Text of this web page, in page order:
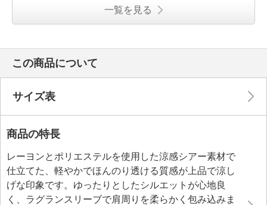
一覧を見る
この商品について
サイズ表
商品の特長
レーヨンとポリエステルを使用した涼感シアー素材で
仕立てた、軽やかでほんのり透ける質感が上品で涼し
げな印象です。ゆったりとしたシルエットが心地良
く、ラグランスリーブで肩周りを柔らかく包み込みま